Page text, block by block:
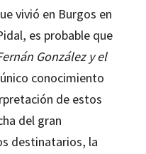
vivió en Burgos en
es probable que
González y el
conocimiento
de estos
del gran
destinatarios, la